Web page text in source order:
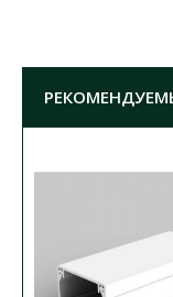
размер
длина:
степень